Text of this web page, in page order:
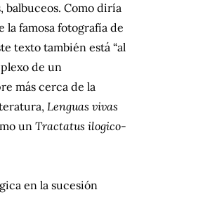
balbuceos. Como diría
la famosa fotografía de
texto también está “al
de un
más cerca de la
Lenguas vivas
un Tractatus ilogico-
en la sucesión